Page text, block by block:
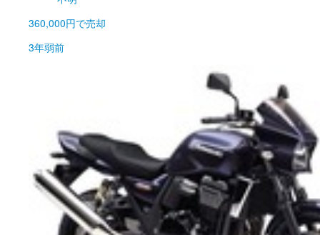
360,000円で売却
3年弱前